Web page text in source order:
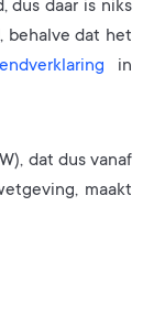
dus daar is niks
behalve dat het
in
dat dus vanaf
maakt